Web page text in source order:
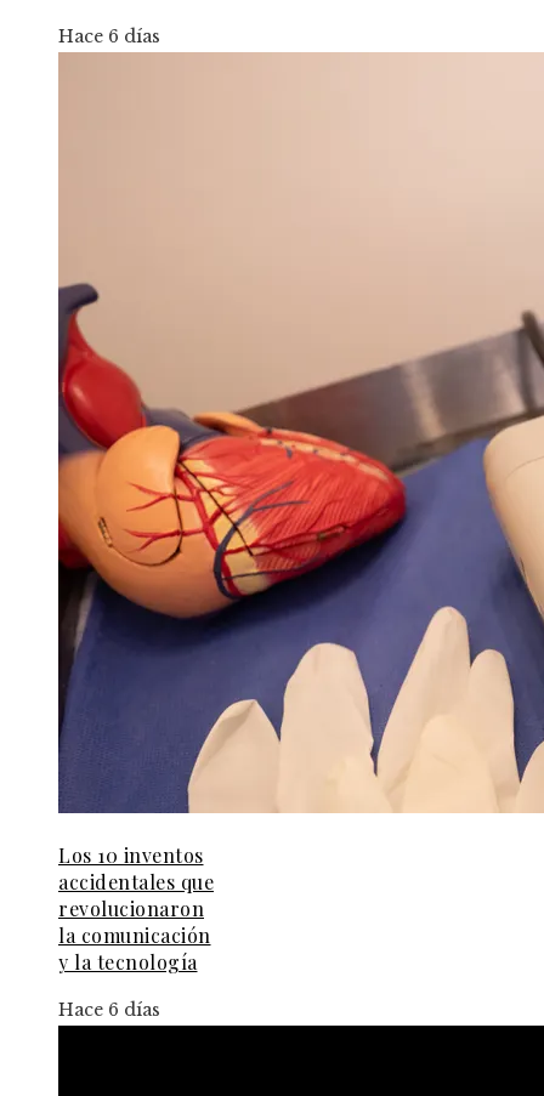
Hace 6 días
Los 10 inventos
accidentales que
revolucionaron
la comunicación
y la tecnología
Hace 6 días